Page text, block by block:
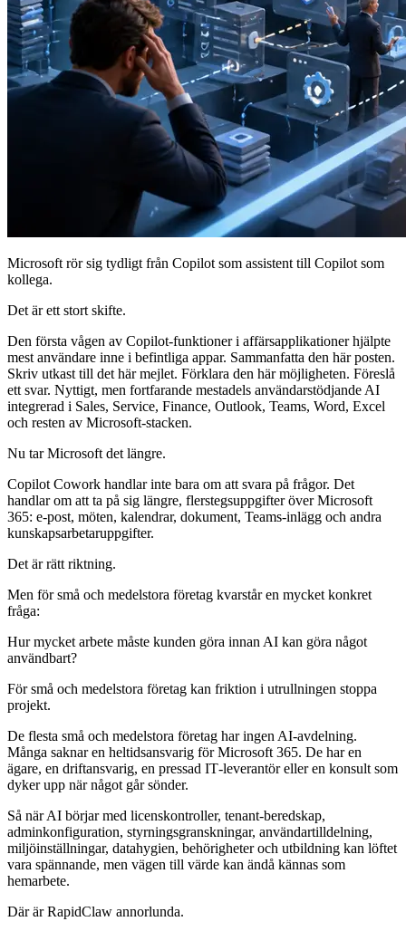
Microsoft rör sig tydligt från Copilot som assistent till Copilot som
kollega.
Det är ett stort skifte.
Den första vågen av Copilot-funktioner i affärsapplikationer hjälpte
mest användare inne i befintliga appar. Sammanfatta den här posten.
Skriv utkast till det här mejlet. Förklara den här möjligheten. Föreslå
ett svar. Nyttigt, men fortfarande mestadels användarstödjande AI
integrerad i Sales, Service, Finance, Outlook, Teams, Word, Excel
och resten av Microsoft‑stacken.
Nu tar Microsoft det längre.
Copilot Cowork handlar inte bara om att svara på frågor. Det
handlar om att ta på sig längre, flerstegsuppgifter över Microsoft
365: e-post, möten, kalendrar, dokument, Teams‑inlägg och andra
kunskapsarbetaruppgifter.
Det är rätt riktning.
Men för små och medelstora företag kvarstår en mycket konkret
fråga:
Hur mycket arbete måste kunden göra innan AI kan göra något
användbart?
För små och medelstora företag kan friktion i utrullningen stoppa
projekt.
De flesta små och medelstora företag har ingen AI‑avdelning.
Många saknar en heltidsansvarig för Microsoft 365. De har en
ägare, en driftansvarig, en pressad IT‑leverantör eller en konsult som
dyker upp när något går sönder.
Så när AI börjar med licenskontroller, tenant‑beredskap,
adminkonfiguration, styrningsgranskningar, användartilldelning,
miljöinställningar, datahygien, behörigheter och utbildning kan löftet
vara spännande, men vägen till värde kan ändå kännas som
hemarbete.
Där är RapidClaw annorlunda.